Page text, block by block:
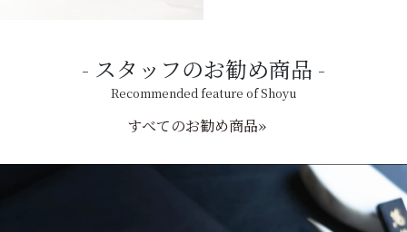
スタッフのお勧め商品
Recommended feature of Shoyu
すべてのお勧め商品»